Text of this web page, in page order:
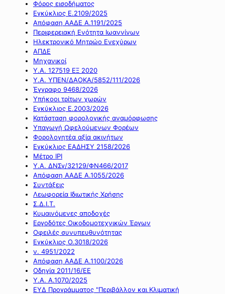
Φόρος εισοδήματος
Εγκύκλιος Ε.2109/2025
Απόφαση ΑΑΔΕ Α.1191/2025
Περιφερειακή Ενότητα Ιωαννίνων
Ηλεκτρονικό Μητρώο Ενεχύρων
ΑΠΔΕ
Μηχανικοί
Υ.Α. 127519 ΕΞ 2020
Υ.Α. ΥΠΕΝ/ΔΑΟΚΑ/5852/111/2026
Έγγραφο 9468/2026
Υπήκοοι τρίτων χωρών
Εγκύκλιος Ε.2003/2026
Κατάσταση φορολογικής αναμόρφωσης
Υπαγωγή Ωφελούμενων Φορέων
Φορολογητέα αξία ακινήτων
Εγκύκλιος ΕΑΔΗΣΥ 2158/2026
Μέτρο IPI
Υ.Α. ΔΝΣγ/32129/ΦΝ466/2017
Απόφαση ΑΑΔΕ Α.1055/2026
Συντάξεις
Λεωφορεία Ιδιωτικής Χρήσης
Σ.Δ.Ι.Τ.
Κυμαινόμενες αποδοχές
Εργοδότες Οικοδομοτεχνικών Έργων
Οφειλές συνυπευθυνότητας
Εγκύκλιος Ο.3018/2026
ν. 4951/2022
Απόφαση ΑΑΔΕ Α.1100/2026
Οδηγία 2011/16/ΕΕ
Υ.Α. Α.1070/2025
ΕΥΔ Προγράμματος "Περιβάλλον και Κλιματική